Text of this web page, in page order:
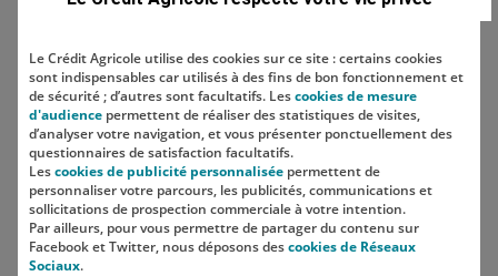
Localisation
Le Crédit Agricole utilise des cookies sur ce site : certains cookies
sont indispensables car utilisés à des fins de bon fonctionnement et
de sécurité ; d’autres sont facultatifs. Lescookies de mesure
d'audience permettent de réaliser des statistiques de visites,
d’analyser votre navigation, et vous présenter ponctuellement des
questionnaires de satisfaction facultatifs.
Lescookies de publicité personnalisée permettent de
personnaliser votre parcours, les publicités, communications et
sollicitations de prospection commerciale à votre intention.
Par ailleurs, pour vous permettre de partager du contenu sur
Facebook et Twitter, nous déposons descookies de Réseaux
Sociaux.